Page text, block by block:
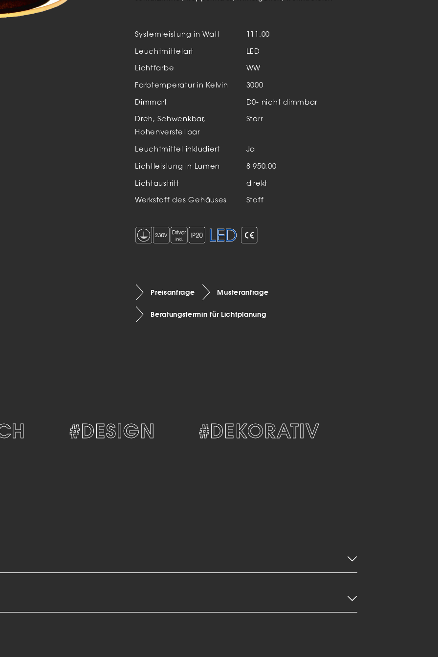
Schienensysteme
Einbauleuchten
Systemleistung in Watt 111.00
Leuchtmittelart LED
Lichtfarbe WW
Farbtemperatur in Kelvin 3000
Dimmart D0- nicht dimmbar
Dreh, Schwenkbar,
Hohenverstellbar
Starr
Leuchtmittel inkludiert Ja
Lichtleistung in Lumen 8 950,00
Lichtaustritt direkt
Werkstoff des Gehäuses Stoff
Preisanfrage Musteranfrage
Beratungstermin für Lichtplanung
#DESIGN #DEKORATIV